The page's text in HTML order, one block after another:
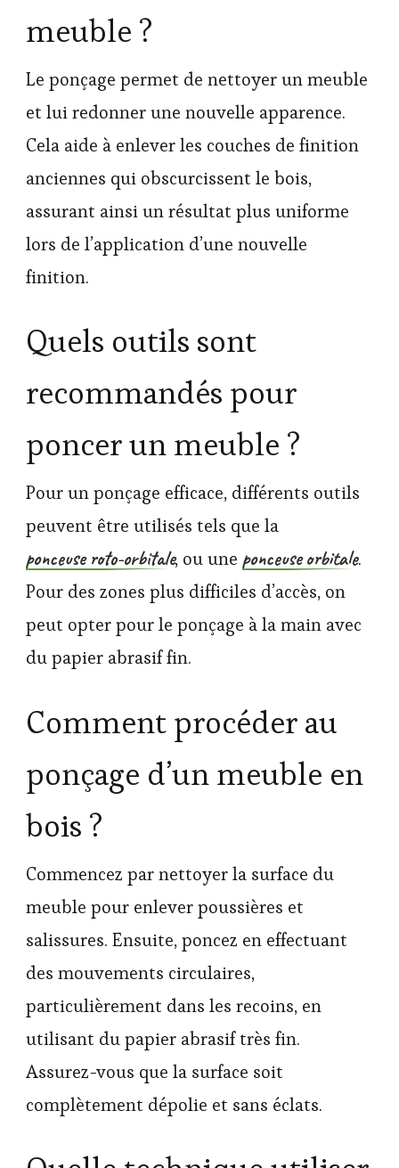
meuble ?
Le ponçage permet de nettoyer un meuble
et lui redonner une nouvelle apparence.
Cela aide à enlever les couches de finition
anciennes qui obscurcissent le bois,
assurant ainsi un résultat plus uniforme
lors de l’application d’une nouvelle
finition.
Quels outils sont
recommandés pour
poncer un meuble ?
Pour un ponçage efficace, différents outils
peuvent être utilisés tels que la
ponceuse roto-orbitale, ou une ponceuse orbitale.
Pour des zones plus difficiles d’accès, on
peut opter pour le ponçage à la main avec
du papier abrasif fin.
Comment procéder au
ponçage d’un meuble en
bois ?
Commencez par nettoyer la surface du
meuble pour enlever poussières et
salissures. Ensuite, poncez en effectuant
des mouvements circulaires,
particulièrement dans les recoins, en
utilisant du papier abrasif très fin.
Assurez-vous que la surface soit
complètement dépolie et sans éclats.